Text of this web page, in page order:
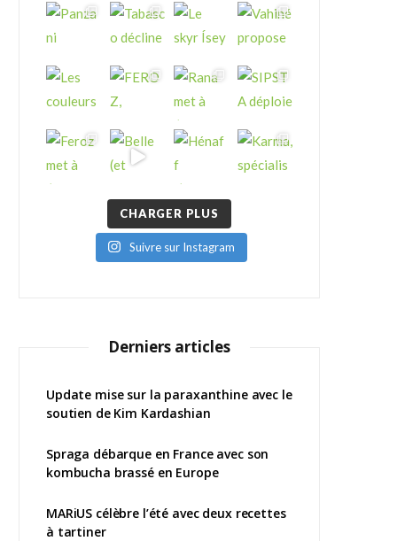
CHARGER PLUS
Suivre sur Instagram
Derniers articles
Update mise sur la paraxanthine avec le
soutien de Kim Kardashian
Spraga débarque en France avec son
kombucha brassé en Europe
MARiUS célèbre l’été avec deux recettes
à tartiner